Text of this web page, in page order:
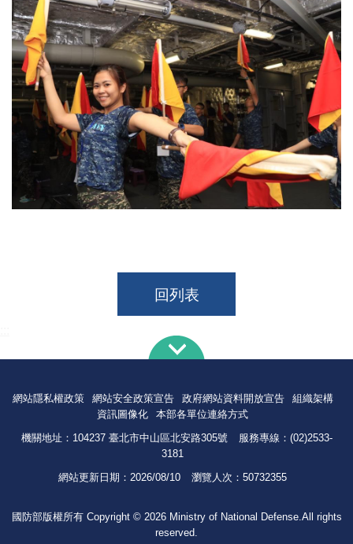
回列表
網站隱私權政策 網站安全政策宣告 政府網站資料開放宣告
組織架構
資訊圖像化
本部各單位連絡方式
機關地址：104237 臺北市中山區北安路305號
服務專線：(02)2533-
3181
網站更新日期： 2026/08/10 瀏覽人次： 50732355
國防部版權所有 Copyright © 2026 Ministry of National Defense.All rights
reserved.